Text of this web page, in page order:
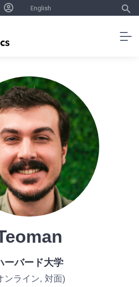
English
ーバード大学
ンライン, 対面)